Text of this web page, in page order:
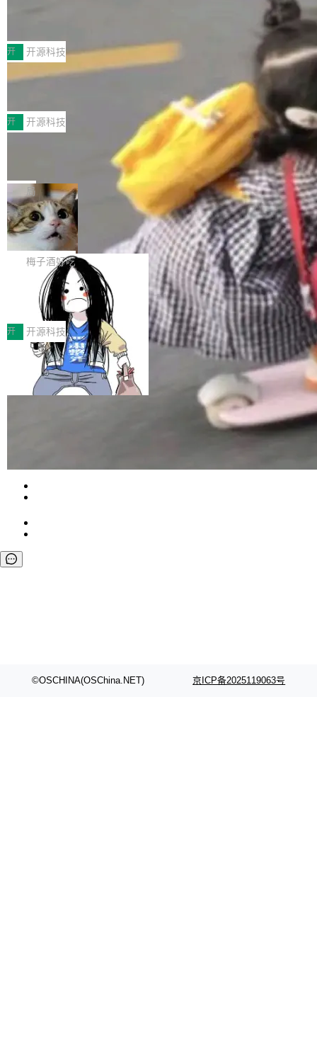
MPComm将作为一种传输引擎接入Mooncake T
ENT，实现零拷贝传输性能提升30%、非零拷贝
传输性能最高提升5倍。UCL-MPComm底层基
于自研UCL-Engine通信引擎，后续腾讯网平将
持续开源更多基于UCL-Engine的高性能通信组
件。 腾讯网平团队在UCL-MPComm中实现了一
个独立于业务线程的全局通信引擎（Engine），
型案例入选名单》，深信服“面向企业研发场景的
开源 AI 编程平台 CoStrict 应用”凭借卓越的技术
创新与落地成效成功入选。 全链路私有化部署，
助力企业AI研发安全落地 当前，越来越多企业已
经开始引入 AI Coding 工具，通过调用公有云模
型或企业内部部署模型提升研发效率。但随着 AI
Coding 从个人辅助工具逐步走向团队级、组织
级应用，企业在规模化落地过程中，对安全性、
可控性和代码质量提出了更高要求。 首先是数据
安全与合规要求。对于大多数普通研发场景，公
有云模型能够满足快速试用和效率提升的需求。
但对于金融、能源、医疗等对数据安全要求较...
开 开源科技
深信服AI算力网关入选工信部人工智能
前不久，工业和信息化部正式发布《2025年人工
智能应用典型案例名单》，集中展示人工智能在
各领域的应用成果，覆盖技术底座、行业赋能、
产品应用、支撑保障、专题等五大方向。深信服
AI算力网关（AI创新平台）成功入选！ 随着各行
各业的Agent走向规模化建设，算力构成形态逐
渐丰富，用户关注的重点也在发生变化：不只是
让AI用起来，还要进一步看清混合算力时代下，
Token花在哪里、算力是否被充分利用，以及持
续增长的AI成本该如何优化。 深信服AI算力网关
正是围绕这些实际问题，从Token治理和成本治
理两个方面，让用户的每一份算力都看得清、管
得住、用得稳、省得下、更安全！ 一、从现在开
始，Token使用一目...
开 开源科技
Jeff Dean 离开 Google：一个时代的结
束，一个实验室的开始
Google 员工编号 20。MapReduce 作者之一。
Bigtable 作者之一。TensorFlow 的作者之一。
Gemini 的架构师。Google 首席科学家。 Jeff D
ean 在 Google 工作了 27 年后，宣布离职。 他
不是一个人走。一同离开的还有 Sanjay Ghema
wat（Google 员工编号 23，Jeff Dean 二十多
年的编程搭档，MapReduce 和 Bigtable 的共同
作者）、Quoc Le（Google 大脑核心成员，Se
q2Seq 和 DocAI 的共同发明人）以及 Oriol Vin
yals（Gemini 联合负责人，AlphaSta...
局
🔥 SolonCode v2026.8.4 发布：界面
字体可调、22 种语言、记忆搜索增强
打开终端就能上岗的全中文编码智能体，这一轮
把「看得清、用母语、记得住」三件事一次补
齐。 SolonCode 是什么 SolonCode 是杭州无
耳科技研发的企业级终端编码智能体——一位全
中文驱动的数字员工，自主理解需求、规划步
骤、编写代码。不挑模型、不挑平台，curl 一行
装完即用。 开源地址：Gitee · GitCode · GitHu
b 安装 支持 Java 8+（8~26）、macOS / Linu
x / Windows / Harmony PC。 # macOS / Linu
x / Harmony PC curl -fsSL https://solon.noea
梅子酒好吃
让“代码语义理解”深度释放AI Coding
价值潜能：华为云码道（CodeArts）
代码仓技术解析
一、代码仓深度理解技术的作用与价值 在软件工
程实践中，代码仓是企业核心知识资产的主要载
体。企业级代码仓库通常包含数十万乃至数百万
个文件，其规模远超单次模型调用可承载的上下
文窗口。随着项目规模的持续扩张与代码历史的
不断累积，代码仓中的模块关系、接口契约、业
务逻辑等关键信息往往分散于数十乃至数百个文
件之中，形成高度复杂的知识关联网络。传统的
内涵与结构关联，导致开发者使用代码智能体在
理解大规模代码仓时面临显著"代码仓理解"瓶
e深度理解服务"）是华为云码道（CodeA...
开 开源科技
©OSCHINA(OSChina.NET) 京ICP备2025119063号